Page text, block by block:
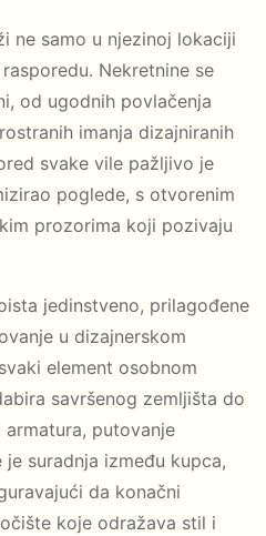
ne samo u njezinoj lokaciji
Nekretnine se
od ugodnih povlačenja
imanja dizajniranih
svake vile pažljivo je
poglede, s otvorenim
prozorima koji pozivaju
jedinstveno, prilagođene
u dizajnerskom
element osobnom
savršenog zemljišta do
putovanje
suradnja između kupca,
da konačni
koje odražava stil i